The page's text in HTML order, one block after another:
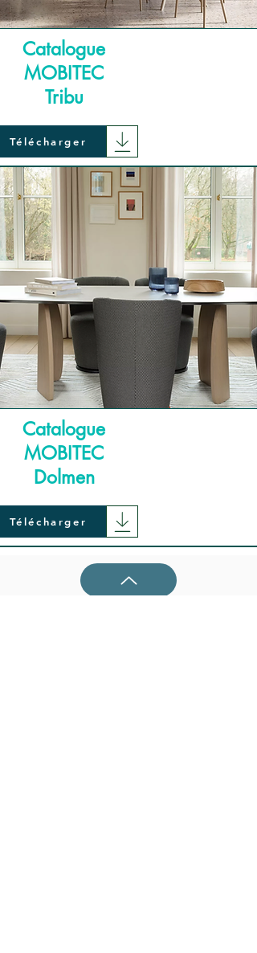
Catalogue
MOBITEC
Tribu
Télécharger
Catalogue
MOBITEC
Dolmen
Télécharger